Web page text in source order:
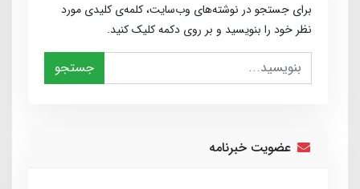
برای جستجو در نوشته‌های وب‌سایت، کلمه‌ی کلیدی مورد
نظر خود را بنویسید و بر روی دکمه کلیک کنید.
جستجو
عضویت خبرنامه